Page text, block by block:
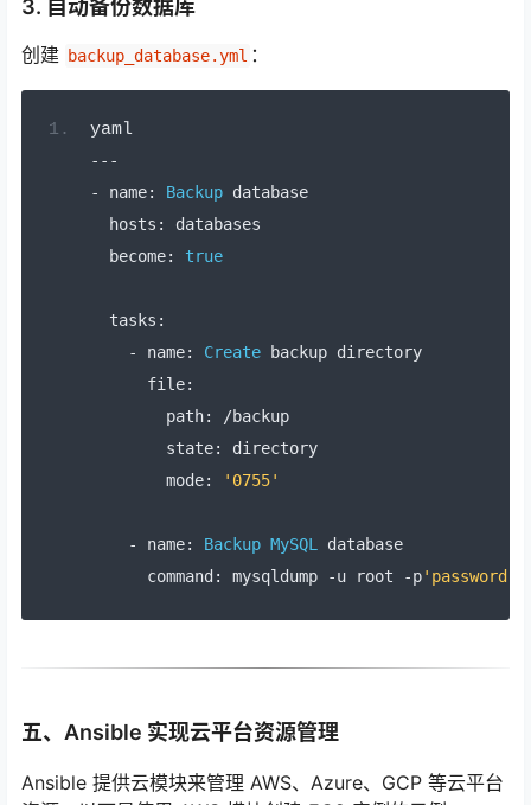
3. 自动备份数据库
创建 backup_database.yml ：
yaml
---
- name: Backup database
  hosts
:
databases
  become
: true
  tasks
:
- name: Create backup directory
      file
:
        path
: /backup
        state
:
directory
        mode
: '0755'
- name: Backup MySQL
database
      command
: mysqldump -u root -p'password'
五、Ansible 实现云平台资源管理
Ansible 提供云模块来管理 AWS、Azure、GCP 等云平台